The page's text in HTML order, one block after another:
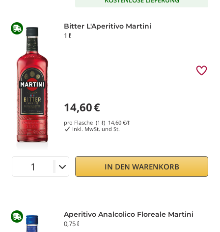
Bitter L'Aperitivo Martini
1 ℓ
14,60€
pro Flasche (1 ℓ) 14,60 €/ℓ
Inkl. MwSt. und St.
IN DEN WARENKORB
Aperitivo Analcolico Floreale Martini
0,75 ℓ